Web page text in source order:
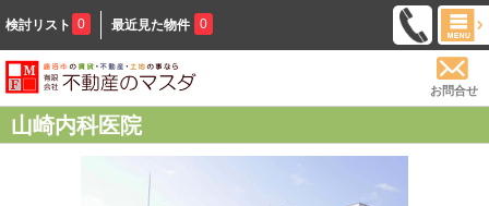
検討リスト 0 最近見た物件 0
お問合せ
山崎内科医院